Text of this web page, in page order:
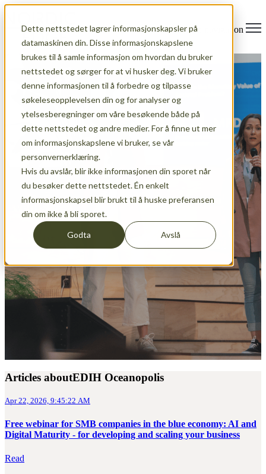
Dette nettstedet lagrer informasjonskapsler på
datamaskinen din. Disse informasjonskapslene
brukes til å samle informasjon om hvordan du bruker
nettstedet og sørger for at vi husker deg. Vi bruker
denne informasjonen til å forbedre og tilpasse
søkeleseopplevelsen din og for analyser og
ytelsesberegninger om våre besøkende både på
dette nettstedet og andre medier. For å finne ut mer
om informasjonskapslene vi bruker, se vår
personvernerklæring.
Hvis du avslår, blir ikke informasjonen din sporet når
du besøker dette nettstedet. Én enkelt
informasjonskapsel blir brukt til å huske preferansen
din om ikke å bli sporet.
Godta Avslå
Open main navigation
Events
Articles aboutEDIH Oceanopolis
Apr 22, 2026, 9:45:22 AM
Free webinar for SMB companies in the blue economy: AI and
Digital Maturity - for developing and scaling your business
Read